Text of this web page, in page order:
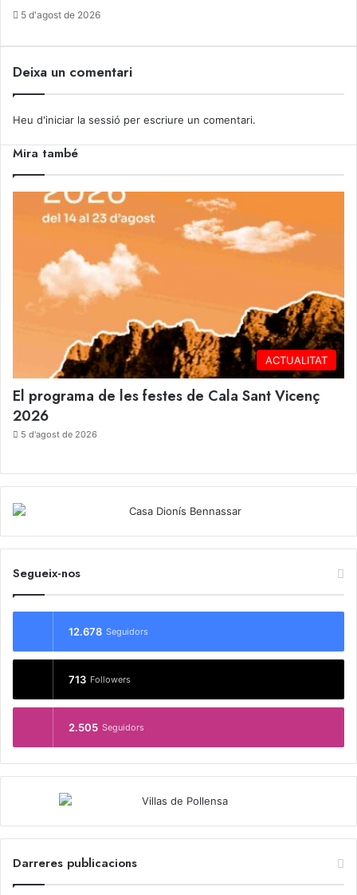
5 d'agost de 2026
Deixa un comentari
Heu d'iniciar la sessió per escriure un comentari.
Mira també
ACTUALITAT
El programa de les festes de Cala Sant Vicenç
2026
5 d'agost de 2026
Segueix-nos
12.678 Seguidors
713 Followers
2.505 Seguidors
Darreres publicacions